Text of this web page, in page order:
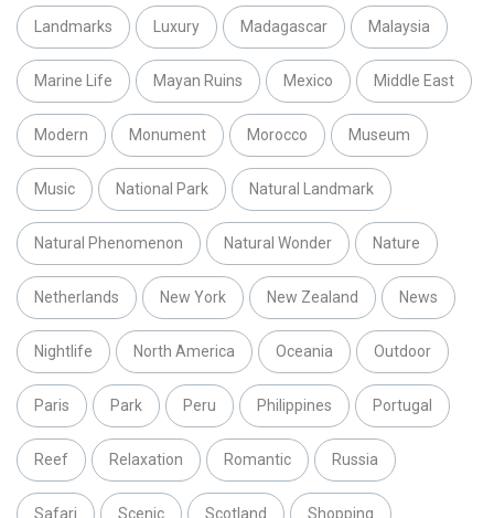
Landmarks Luxury Madagascar Malaysia
Marine Life Mayan Ruins Mexico Middle East
Modern Monument Morocco Museum
Music National Park Natural Landmark
Natural Phenomenon Natural Wonder Nature
Netherlands New York New Zealand News
Nightlife North America Oceania Outdoor
Paris Park Peru Philippines Portugal
Reef Relaxation Romantic Russia
Safari Scenic Scotland Shopping